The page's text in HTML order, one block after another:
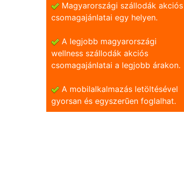
Magyarországi szállodák akciós
csomagajánlatai egy helyen.
A legjobb magyarországi
wellness szállodák akciós
csomagajánlatai a legjobb árakon.
A mobilalkalmazás letöltésével
gyorsan és egyszerũen foglalhat.